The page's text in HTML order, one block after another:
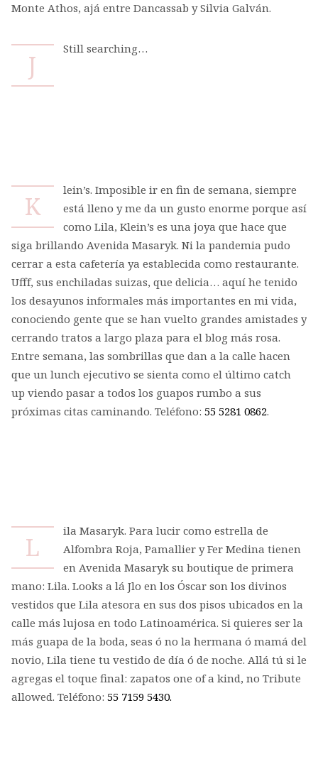
Monte Athos, ajá entre Dancassab y Silvia Galván.
J
Still searching…
K
lein’s. Imposible ir en fin de semana, siempre
está lleno y me da un gusto enorme porque así
como Lila, Klein’s es una joya que hace que
siga brillando Avenida Masaryk. Ni la pandemia pudo
cerrar a esta cafetería ya establecida como restaurante.
Ufff, sus enchiladas suizas, que delicia… aquí he tenido
los desayunos informales más importantes en mi vida,
conociendo gente que se han vuelto grandes amistades y
cerrando tratos a largo plaza para el blog más rosa.
Entre semana, las sombrillas que dan a la calle hacen
que un lunch ejecutivo se sienta como el último catch
up viendo pasar a todos los guapos rumbo a sus
próximas citas caminando. Teléfono: 55 5281 0862.
L
ila Masaryk. Para lucir como estrella de
Alfombra Roja, Pamallier y Fer Medina tienen
en Avenida Masaryk su boutique de primera
mano: Lila. Looks a lá Jlo en los Óscar son los divinos
vestidos que Lila atesora en sus dos pisos ubicados en la
calle más lujosa en todo Latinoamérica. Si quieres ser la
más guapa de la boda, seas ó no la hermana ó mamá del
novio, Lila tiene tu vestido de día ó de noche. Allá tú si le
agregas el toque final: zapatos one of a kind, no Tribute
allowed. Teléfono: 55 7159 5430.